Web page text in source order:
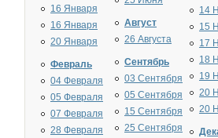
16 Января
16 Января
20 Января
Февраль
04 Февраля
05 Февраля
07 Февраля
28 Февраля
Август
26 Августа
Сентябрь
03 Сентября
05 Сентября
15 Сентября
25 Сентября
14
15
17
18
19
20
20